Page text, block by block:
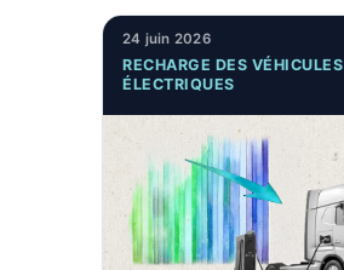
24 juin 2026
RECHARGE DES VÉHICULES
ÉLECTRIQUES